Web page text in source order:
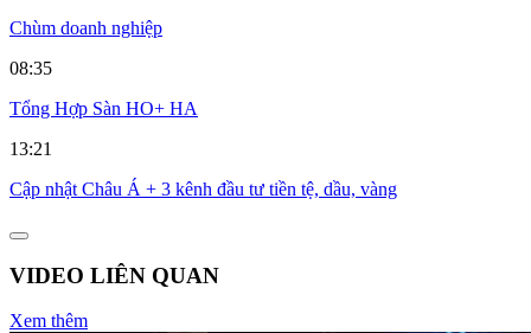
Chùm doanh nghiệp
08:35
Tổng Hợp Sàn HO+ HA
13:21
Cập nhật Châu Á + 3 kênh đầu tư tiền tệ, dầu, vàng
VIDEO LIÊN QUAN
Xem thêm